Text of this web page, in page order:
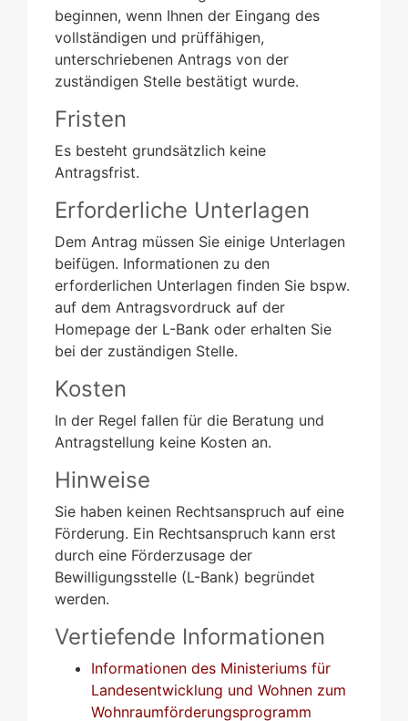
beginnen, wenn Ihnen der Eingang des
vollständigen und prüffähigen,
unterschriebenen Antrags von der
zuständigen Stelle bestätigt wurde.
Fristen
Es besteht grundsätzlich keine
Antragsfrist.
Erforderliche Unterlagen
Dem Antrag müssen Sie einige Unterlagen
beifügen. Informationen zu den
erforderlichen Unterlagen finden Sie bspw.
auf dem Antragsvordruck auf der
Homepage der L-Bank oder erhalten Sie
bei der zuständigen Stelle.
Kosten
In der Regel fallen für die Beratung und
Antragstellung keine Kosten an.
Hinweise
Sie haben keinen Rechtsanspruch auf eine
Förderung. Ein Rechtsanspruch kann erst
durch eine Förderzusage der
Bewilligungsstelle (L-Bank) begründet
werden.
Vertiefende Informationen
Informationen des Ministeriums für
Landesentwicklung und Wohnen zum
Wohnraumförderungsprogramm